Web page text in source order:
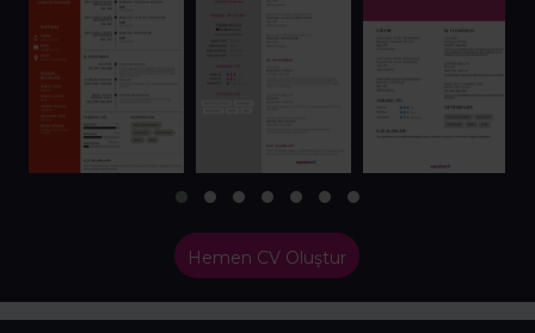
Hemen CV Oluştur